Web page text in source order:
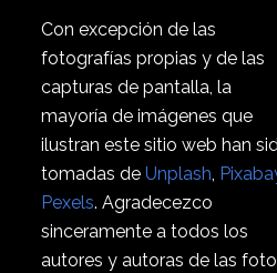
Con excepción de las
fotografías propias y de las
capturas de pantalla, la
mayoría de imágenes que
ilustran este sitio web han
tomadas deUnplash,
Pexels. Agradecezco
sinceramente a todos los
autores y autoras de las